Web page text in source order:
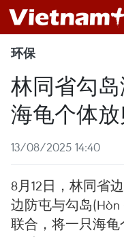
环保
林同省勾
海龟个体
13/08/2025 14:40
8月12日，林同省
边防屯与勾岛
联合，将一只海